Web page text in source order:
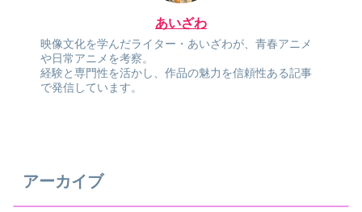
あいざわ
映像文化を学んだライター・あいざわが、青春アニメ
や日常アニメを考察。
経験と専門性を活かし、作品の魅力を信頼性ある記事
で発信しています。
アーカイブ